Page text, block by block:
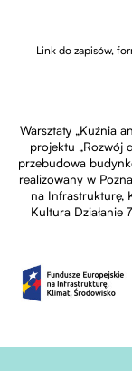
Link do zapisów,
Warsztaty „Kuźnia
projektu „Rozwój
przebudowa
realizowany w
na Infrastrukturę,
Kultura